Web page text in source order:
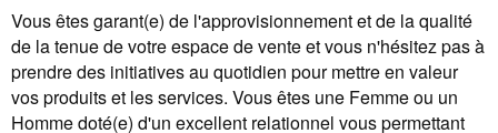
Vous êtes garant(e) de l'approvisionnement et de la qualité
de la tenue de votre espace de vente et vous n'hésitez pas à
prendre des initiatives au quotidien pour mettre en valeur
vos produits et les services. Vous êtes une Femme ou un
Homme doté(e) d'un excellent relationnel vous permettant